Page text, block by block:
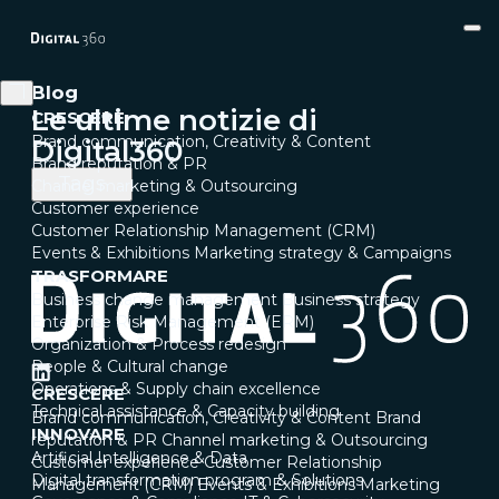
CRESCERE
Brand communication, Creativity & Content
Brand reputation & PR
Channel marketing & Outsourcing
Customer experience
Customer Relationship Management (CRM)
Events & Exhibitions Marketing strategy & Campaigns
TRASFORMARE
Business change management Business strategy
Enterprise Risk Management (ERM)
Organization & Process redesign
People & Cultural change
Operations & Supply chain excellence
Technical assistance & Capacity building
INNOVARE
Artificial Intelligence & Data
Digital transformation program & Solutions
Blog
Le ultime notizie di
Digital360
CRESCERE
Brand communication, Creativity & Content Brand
reputation & PR Channel marketing & Outsourcing
Customer experience Customer Relationship
Management (CRM) Events & Exhibitions Marketing